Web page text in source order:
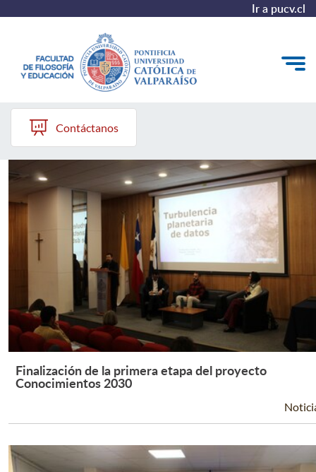
Ir a pucv.cl
Quiénes somos
Líneas de trabajo 2025-2028
Historia
Proyecto Conocimientos 2030
Reportes
Contáctanos
FILED PUCV
Leer Más +
Finalización de la primera etapa del proyecto
Conocimientos 2030